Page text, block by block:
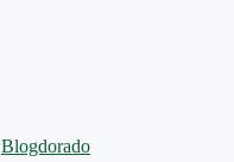
Blogdorado